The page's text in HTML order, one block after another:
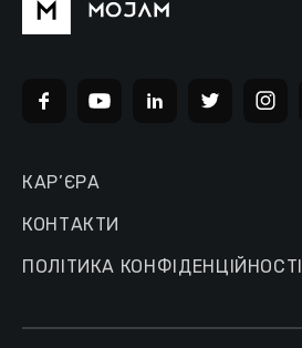
КАР’ЄРА
КОНТАКТИ
ПОЛІТИКА КОНФІДЕНЦІЙНОСТІ